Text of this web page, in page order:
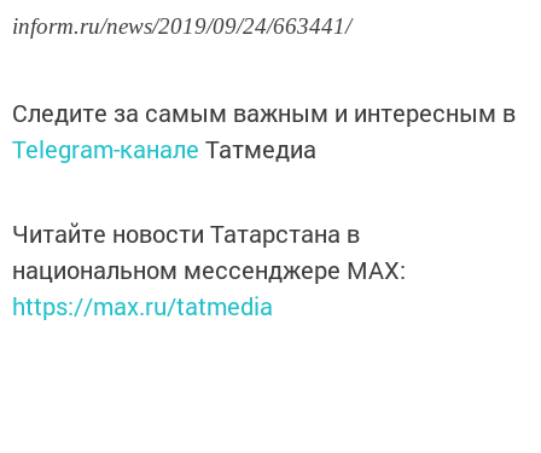
inform.ru/news/2019/09/24/663441/
Следите за самым важным и интересным в
Telegram-канале Татмедиа
Читайте новости Татарстана в
национальном мессенджере MАХ:
https://max.ru/tatmedia